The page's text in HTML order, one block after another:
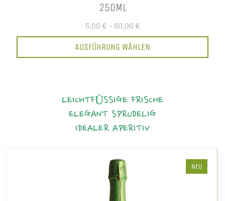
250ML
5,00 € – 60,00 €
AUSFÜHRUNG WÄHLEN
LEICHTFÜSSIGE FRISCHE
ELEGANT SPRUDELIG
IDEALER APERITIV
NEU